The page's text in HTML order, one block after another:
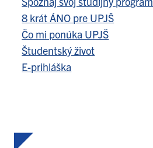
8 krát ÁNO pre UPJŠ
Čo mi ponúka UPJŠ
Študentský život
E-prihláška